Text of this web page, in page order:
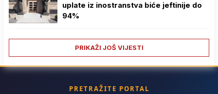
uplate iz inostranstva biće jeftinije do
94%
PRIKAŽI JOŠ VIJESTI
PRETRAŽITE PORTAL